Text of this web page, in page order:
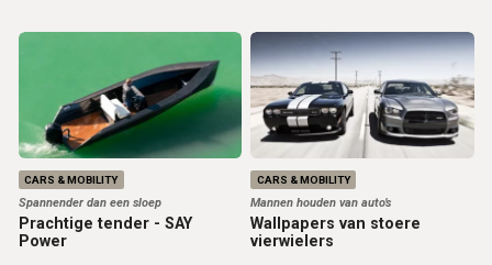
CARS & MOBILITY
Spannender dan een sloep
Prachtige tender - SAY
Power
CARS & MOBILITY
Mannen houden van auto’s
Wallpapers van stoere
vierwielers